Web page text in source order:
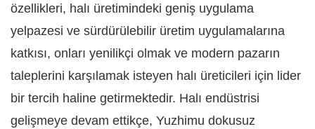
özellikleri, halı üretimindeki geniş uygulama
yelpazesi ve sürdürülebilir üretim uygulamalarına
katkısı, onları yenilikçi olmak ve modern pazarın
taleplerini karşılamak isteyen halı üreticileri için lider
bir tercih haline getirmektedir. Halı endüstrisi
gelişmeye devam ettikçe, Yuzhimu dokusuz